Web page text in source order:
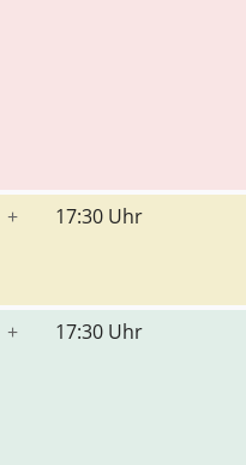
+ 17:30 Uhr
+ 17:30 Uhr